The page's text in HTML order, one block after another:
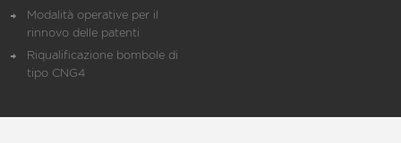
Modalità operative per il
rinnovo delle patenti
Riqualificazione bombole di
tipo CNG4